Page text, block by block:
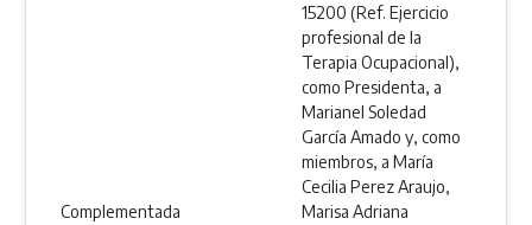
Complementada
15200 (Ref. Ejercicio
profesional de la
Terapia Ocupacional),
como Presidenta, a
Marianel Soledad
García Amado y, como
miembros, a María
Cecilia Perez Araujo,
Marisa Adriana